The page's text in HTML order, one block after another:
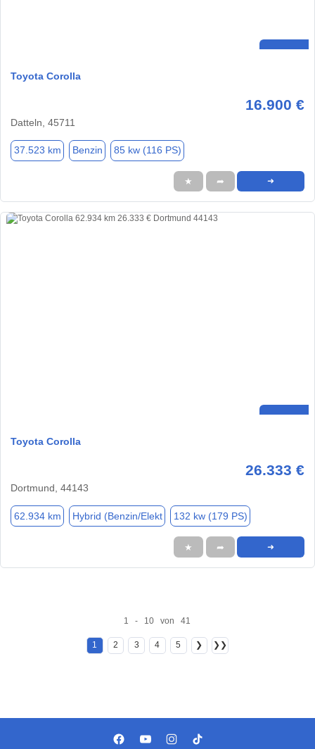
Toyota Corolla
16.900 €
Datteln, 45711
37.523 km Benzin 85 kw (116 PS)
★ ➦ ➜
Toyota Corolla
26.333 €
Dortmund, 44143
62.934 km Hybrid (Benzin/Elekt 132 kw (179 PS)
★ ➦ ➜
1 - 10 von 41
1 2 3 4 5 ❯ ❯❯